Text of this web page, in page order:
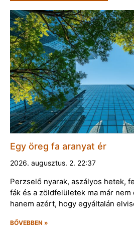
Egy öreg fa aranyat ér
2026. augusztus. 2. 22:37
Perzselő nyarak, aszályos hetek,
fák és a zöldfelületek ma már
hanem azért, hogy egyáltalán
BŐVEBBEN »